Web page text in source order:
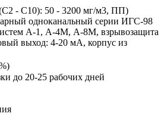
- C10): 50 - 3200 мг/м3, ПП)
одноканальный серии ИГС-98
А-1, А-4М, А-8М, взрывозащита
выход: 4-20 мА, корпус из
до 20-25 рабочих дней